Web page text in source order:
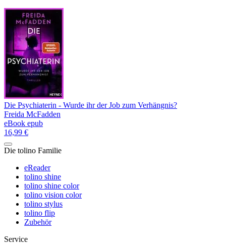
Die Psychiaterin - Wurde ihr der Job zum Verhängnis?
Freida McFadden
eBook epub
16,99 €
Die tolino Familie
eReader
tolino shine
tolino shine color
tolino vision color
tolino stylus
tolino flip
Zubehör
Service